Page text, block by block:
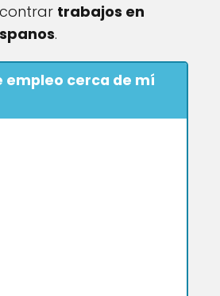
trabajos en
.
empleo cerca de mí